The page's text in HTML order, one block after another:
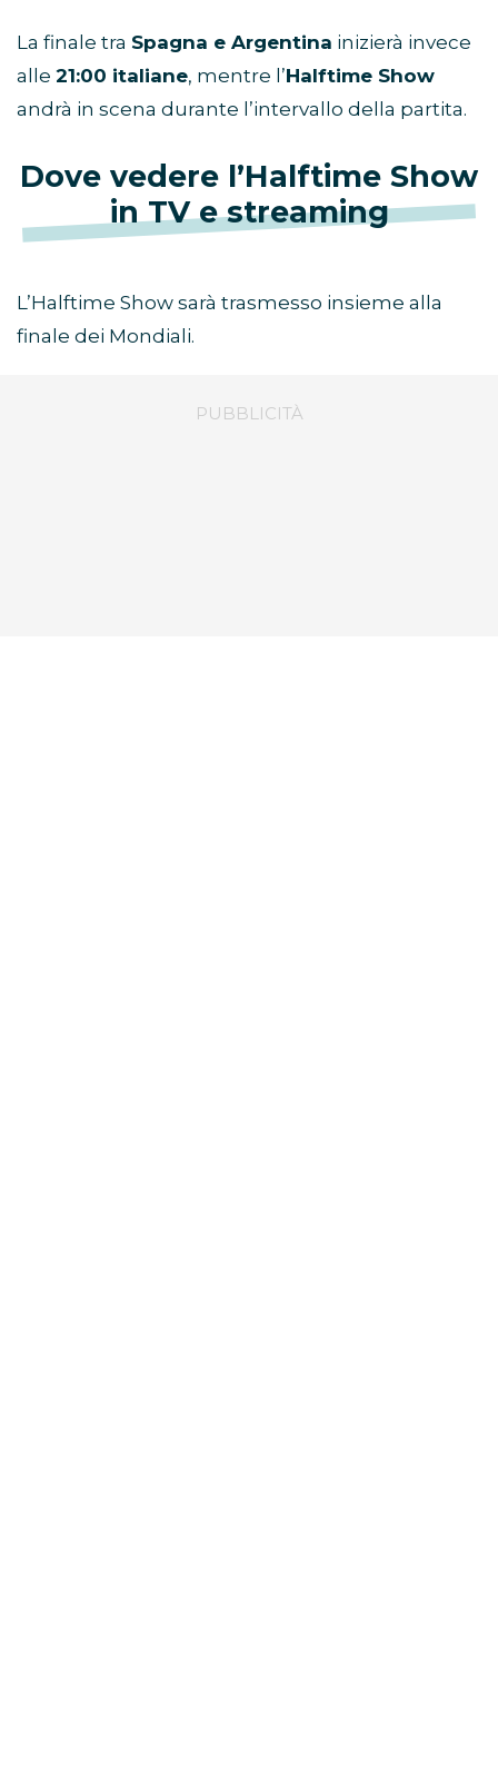
La finale tra Spagna e Argentina inizierà invece
alle 21:00 italiane, mentre l’Halftime Show
andrà in scena durante l’intervallo della partita.
Dove vedere l’Halftime Show
in TV e streaming
L’Halftime Show sarà trasmesso insieme alla
finale dei Mondiali.